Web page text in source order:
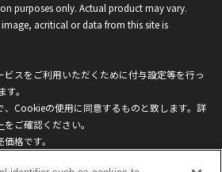
purposes only. Actual product may vary.
acritical or data from this site is
スをご利用いただくために付与設定等を行っ
。
Cookieの使用に同意するものと致します。詳
をご確認ください。
格です。